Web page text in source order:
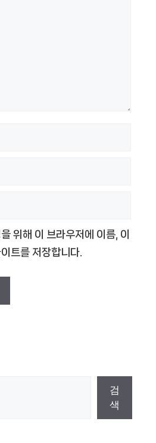
위해 이 브라우저에 이름, 이
트를 저장합니다.
검
색